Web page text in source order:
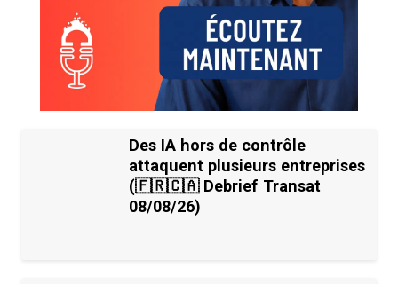
Des IA hors de contrôle
attaquent plusieurs entreprises
(🇫🇷🇨🇦 Debrief Transat
08/08/26)